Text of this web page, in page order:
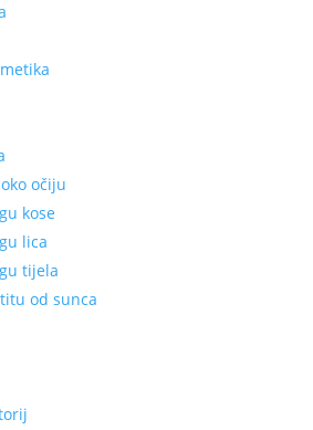
očiju
kose
lica
tijela
od sunca